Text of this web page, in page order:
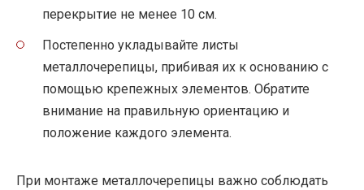
перекрытие не менее 10 см.
Постепенно укладывайте листы
металлочерепицы, прибивая их к основанию с
помощью крепежных элементов. Обратите
внимание на правильную ориентацию и
положение каждого элемента.
При монтаже металлочерепицы важно соблюдать